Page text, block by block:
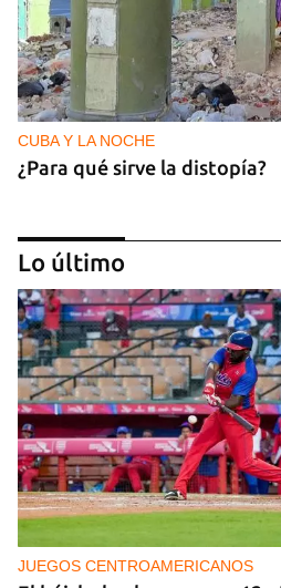
CUBA Y LA NOCHE
¿Para qué sirve la distopía?
NICARAGUA
Ortega le teme a las
pueblo
Lo último
JUEGOS CENTROAMERICANOS